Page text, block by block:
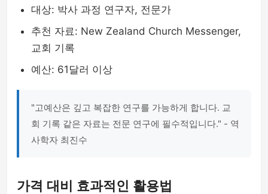
대상: 박사 과정 연구자, 전문가
추천 자료: New Zealand Church Messenger,
교회 기록
예산: 61달러 이상
"고예산은 깊고 복잡한 연구를 가능하게 합니다. 교
회 기록 같은 자료는 전문 연구에 필수적입니다." - 역
사학자 최진수
가격 대비 효과적인 활용법